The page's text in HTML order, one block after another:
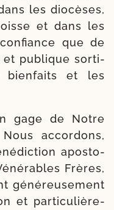
les dio­cèses,
et dans les
que de
et publique sor­ti­
bien­faits et les
gage de Notre
accor­dons,
apos­to­
Frères,
géné­reu­se­ment
et par­ti­cu­liè­re­